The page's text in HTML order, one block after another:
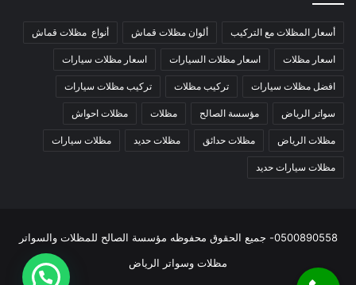
أسعار المظلات مع التركيب ألوان مظلات قماش أنواع مظلات قماش
اسعار مظلات اسعار مظلات السيارات اسعار مظلات سيارات
افضل مظلات سيارات تركيب مظلات تركيب مظلات سيارات
سواتر الرياض مؤسسة الصالح مظلات مظلات احواش
مظلات الرياض مظلات حدائق مظلات حديد مظلات سيارات
مظلات سيارات حديد
0500890558- جميع الحقوق محفوظه مؤسسة الصالح للمظلات والسواتر
مظلات وسواتر الرياض